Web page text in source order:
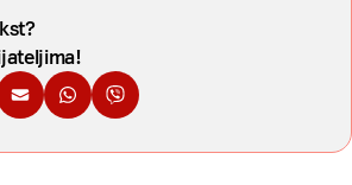
Tviteru
na Linkdinu
Podelite na imejl
Podelite na WhatsApp
Podelite na Viberu